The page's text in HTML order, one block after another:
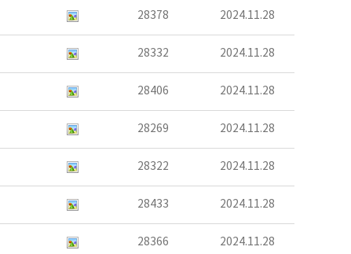
28378 2024.11.28
28332 2024.11.28
28406 2024.11.28
28269 2024.11.28
28322 2024.11.28
28433 2024.11.28
28366 2024.11.28